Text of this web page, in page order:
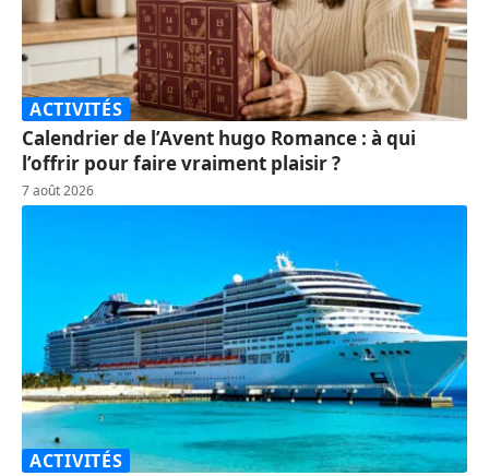
ACTIVITÉS
Calendrier de l’Avent hugo Romance : à qui
l’offrir pour faire vraiment plaisir ?
7 août 2026
ACTIVITÉS